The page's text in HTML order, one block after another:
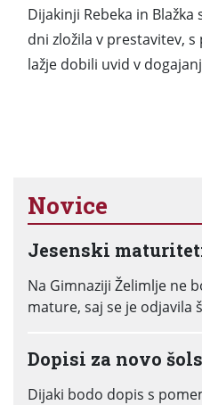
Dijakinji Rebeka in
dni zložila v prestavitev,
lažje dobili uvid v
Novice
Jesenski
Na Gimnaziji Želimlje ne
mature, saj se je odjavila
Dopisi za novo
Dijaki bodo dopis s